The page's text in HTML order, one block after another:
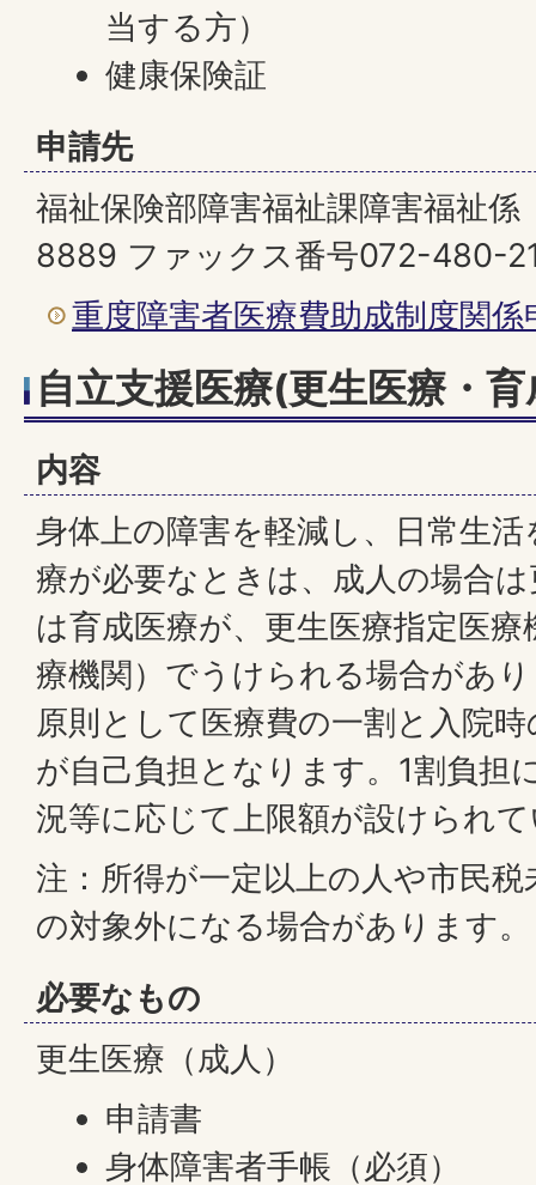
当する方）
健康保険証
申請先
福祉保険部障害福祉課障害福祉
8889 ファックス番号072-480-
重度障害者医療費助成制度関係
自立支援医療(更生医療・
内容
身体上の障害を軽減し、日常生
療が必要なときは、成人の場合
は育成医療が、更生医療指定医
療機関）でうけられる場合があ
原則として医療費の一割と入院
が自己負担となります。1割負担
況等に応じて上限額が設けられ
注：所得が一定以上の人や市民
の対象外になる場合があります。
必要なもの
更生医療（成人）
申請書
身体障害者手帳（必須）